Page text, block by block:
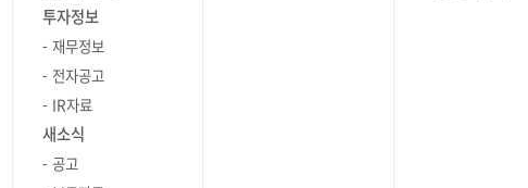
투자정보
재무정보
전자공고
IR자료
새소식
공고